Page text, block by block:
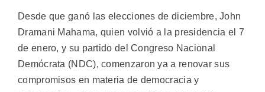
Desde que ganó las elecciones de diciembre, John
Dramani Mahama, quien volvió a la presidencia el 7
de enero, y su partido del Congreso Nacional
Demócrata (NDC), comenzaron ya a renovar sus
compromisos en materia de democracia y